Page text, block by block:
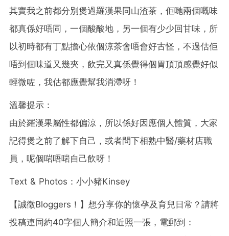
其實我之前都分別煲過羅漢果同山渣茶，佢哋兩個嘅味
都真係好唔同，一個酸酸地，另一個有少少回甘味，所
以初時都有丁點擔心依個涼茶會唔會好古怪，不過估佢
唔到個味道又幾夾，飲完又真係覺得個胃頂頂感覺好似
輕微咗，我估都應覺幫我消滯呀！
溫馨提示：
由於羅漢果屬性都偏涼，所以係好因應個人體質，大家
記得煲之前了解下自己，或者問下相熟中醫/藥材店職
員，呢個啱唔啱自己飲呀！
Text & Photos：小小豬Kinsey
【誠徵Bloggers！】想分享你的懷孕及育兒日常？請將
投稿連同約40字個人簡介和近照一張，電郵到：